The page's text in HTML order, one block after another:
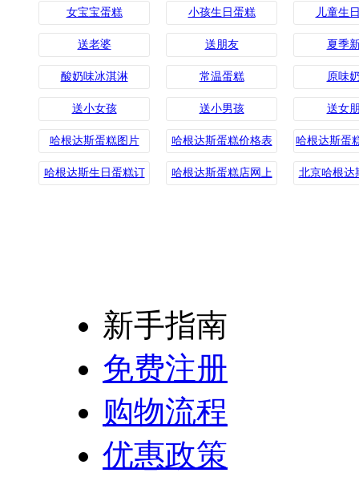
女宝宝蛋糕 小孩生日蛋糕 儿童生
送老婆 送朋友 夏季
酸奶味冰淇淋 常温蛋糕 原味
送小女孩 送小男孩 送女
哈根达斯蛋糕图片 哈根达斯蛋糕价格表
哈根达斯蛋
钱
哈根达斯生日蛋糕订
哈根达斯蛋糕店网上
北京哈根达
新手指南
免费注册
购物流程
优惠政策